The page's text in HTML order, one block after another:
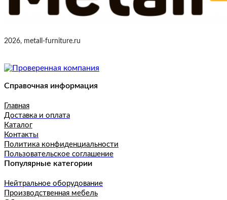
2026, metall-furniture.ru
Справочная информация
Главная
Доставка и оплата
Каталог
Контакты
Политика конфиденциальности
Пользовательское соглашение
Популярные категории
Нейтральное оборудование
Производственная мебель